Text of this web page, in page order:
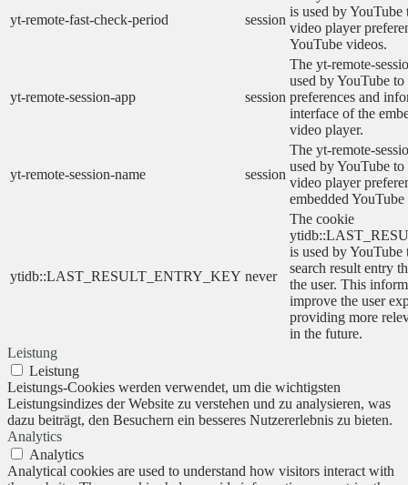
yt-remote-fast-check-period session
is used by YouTube
video player
YouTube videos.
yt-remote-session-app session
The yt-remote-
used by YouTube to
preferences and
interface of the
video player.
yt-remote-session-name session
The yt-remote-
used by YouTube to
video player
embedded
ytidb::LAST_RESULT_ENTRY_KEY never
The cookie
is used by YouTube
search result entry
the user. This
improve the user
providing more
in the future.
Leistung
Leistung
Leistungs-Cookies werden verwendet, um die wichtigsten
Leistungsindizes der Website zu verstehen und zu analysieren, was
dazu beiträgt, den Besuchern ein besseres Nutzererlebnis zu bieten.
Analytics
Analytics
Analytical cookies are used to understand how visitors interact with